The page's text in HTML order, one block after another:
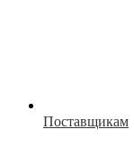
Поставщикам